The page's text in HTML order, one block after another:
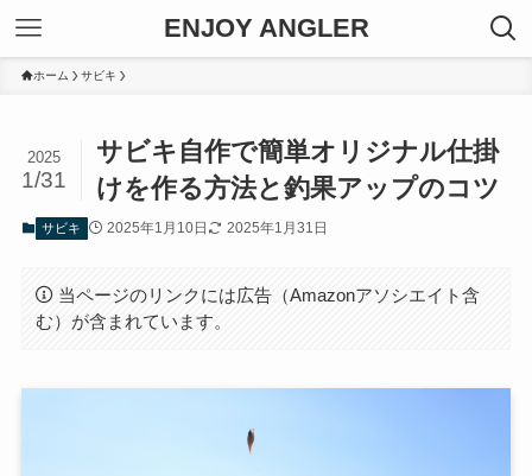
ENJOY ANGLER
ホーム サビキ
サビキ自作で簡単オリジナル仕掛
けを作る方法と釣果アップのコツ
2025
1/31
サビキ 2025年1月10日 2025年1月31日
当ページのリンクには広告（Amazonアソシエイト含
む）が含まれています。